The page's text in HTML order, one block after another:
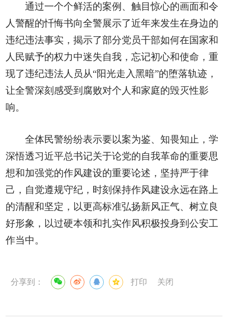
通过一个个鲜活的案例、触目惊心的画面和令
人警醒的忏悔书向全警展示了近年来发生在身边的
违纪违法事实，揭示了部分党员干部如何在国家和
人民赋予的权力中迷失自我，忘记初心和使命，重
现了违纪违法人员从“阳光走入黑暗”的堕落轨迹，
让全警深刻感受到腐败对个人和家庭的毁灭性影
响。
全体民警纷纷表示要以案为鉴、知畏知止，学
深悟透习近平总书记关于论党的自我革命的重要思
想和加强党的作风建设的重要论述，坚持严于律
己，自觉遵规守纪，时刻保持作风建设永远在路上
的清醒和坚定，以更高标准弘扬新风正气、树立良
好形象，以过硬本领和扎实作风积极投身到公安工
作当中。
分享到： 打印 关闭